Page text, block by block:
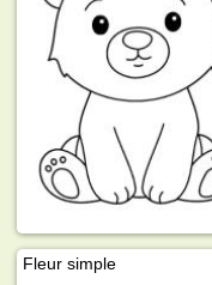
Fleur simple